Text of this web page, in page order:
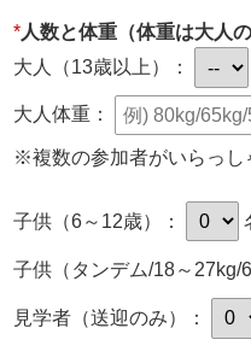
*人数と体重（体重は大人の
大人（13歳以上）：
大人体重：
※複数の参加者がいらっし
子供（6～12歳）：
子供（タンデム/18～27kg/
見学者（送迎のみ）：